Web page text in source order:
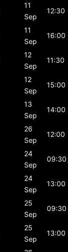
11
Sep
12:30
11
Sep
16:00
12
Sep
11:30
12
Sep
15:00
13
Sep
14:00
26
Sep
12:00
24
Sep
09:30
24
Sep
13:00
25
Sep
09:30
25
Sep
13:00